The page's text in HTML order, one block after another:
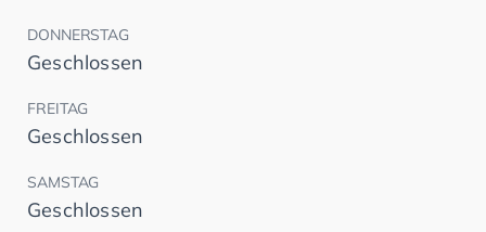
DONNERSTAG
Geschlossen
FREITAG
Geschlossen
SAMSTAG
Geschlossen